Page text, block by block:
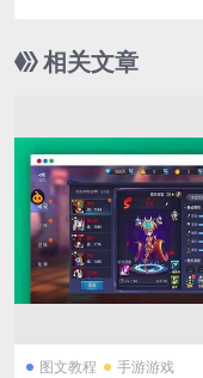
相关文章
图文教程 手游游戏